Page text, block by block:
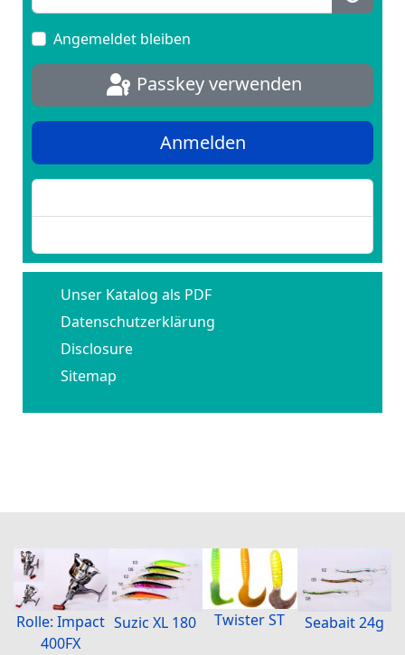
Angemeldet bleiben
Passkey verwenden
Anmelden
Unser Katalog als PDF
Datenschutzerklärung
Disclosure
Sitemap
Rolle: Impact
400FX
Suzic XL 180 Twister ST Seabait 24g